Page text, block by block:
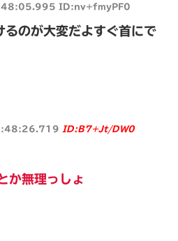
ID:nv+fmyPF0
るのが大変だよすぐ首にで
ID:B7+Jt/DW0
か無理っしょ